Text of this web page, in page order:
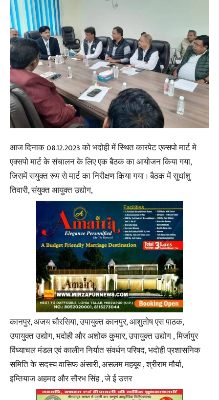
आज दिनाक 08.12.2023 को भदोही में स्थित कारपेट एक्सपो मार्ट मे
एक्सपो मार्ट के संचालन के लिए एक बैठक का आयोजन किया गया,
जिसमें सयुक्त रूप से मार्ट का निरीक्षण किया गया । बैठक में सुधांशु
तिवारी, संयुक्त आयुक्त उद्योग,
कानपुर, अजय चौरसिया, उपायुक्त कानपुर, आशुतोष एस पाठक,
उपायुक्त उद्योग, भदोही और अशोक कुमार, उपायुक्त उद्योग , मिर्जापुर
विंध्याचल मंडल एवं कालीन निर्यात संवर्धन परिषद, भदोही प्रशासनिक
समिति के सदस्य वासिफ अंसारी, असलम महबूब , श्रीराम मौर्या,
इम्तियाज अहमद और सौरभ सिंह , जे ई उत्तर